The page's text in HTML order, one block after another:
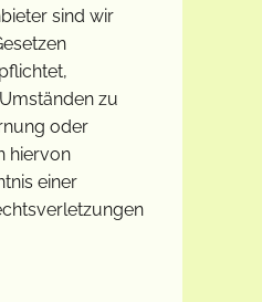
sind wir
zu
oder
hiervon
einer